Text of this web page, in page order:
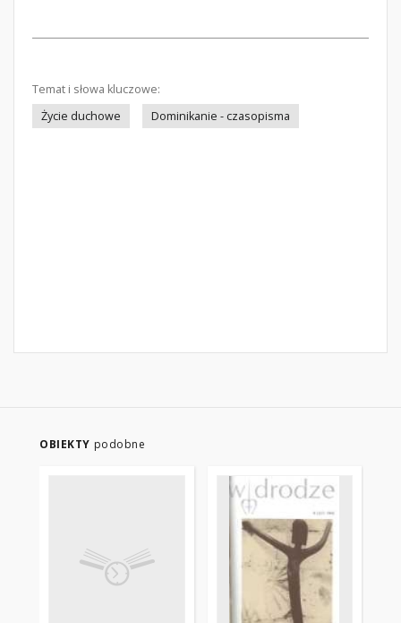
Temat i słowa kluczowe:
Życie duchowe
Dominikanie - czasopisma
OBIEKTY podobne